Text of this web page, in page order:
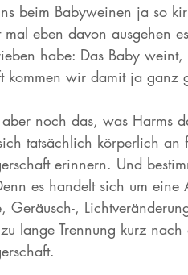
beim Babyweinen ja so
mal eben davon ausgehen
habe: Das Baby
kommen wir damit ja ganz
noch das, was Harms
tatsächlich körperlich
erinnern. Und
es handelt sich um eine
Geräusch-,
lange Trennung kurz